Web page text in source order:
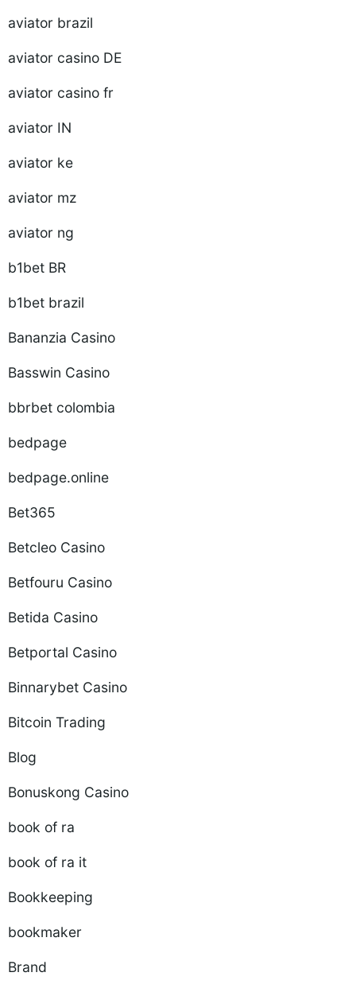
aviator brazil
aviator casino DE
aviator casino fr
aviator IN
aviator ke
aviator mz
aviator ng
b1bet BR
b1bet brazil
Bananzia Casino
Basswin Casino
bbrbet colombia
bedpage
bedpage.online
Bet365
Betcleo Casino
Betfouru Casino
Betida Casino
Betportal Casino
Binnarybet Casino
Bitcoin Trading
Blog
Bonuskong Casino
book of ra
book of ra it
Bookkeeping
bookmaker
Brand